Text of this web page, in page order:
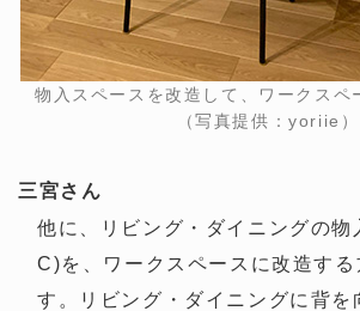
物入スペースを改造して、ワークスペ
（写真提供：yoriie）
三宮さん
他に、リビング・ダイニングの物
C)を、ワークスペースに改造する
す。リビング・ダイニングに背を